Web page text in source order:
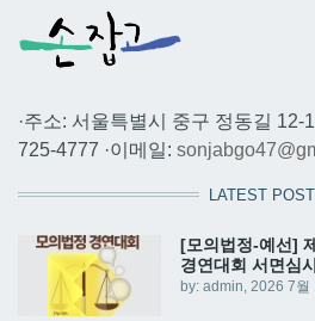
·주소: 서울특별시 중구 정동길 12-
725-4777 ·이메일:
LATEST
[모의법정-예선]
경연대회 서면심
by: admin, 2026 7월